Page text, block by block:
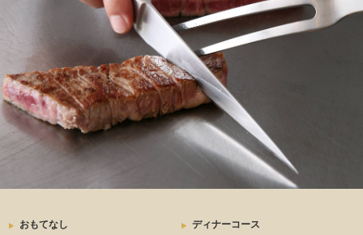
おもてなし ディナーコース